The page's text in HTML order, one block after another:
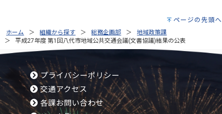
ページの先頭へ
ホーム 組織から探す 総務企画部
地域政策課
平成27年度 第1回八代市地域公共交通会議(文書協議)結果の公表
プライバシーポリシー
交通アクセス
各課お問い合わせ